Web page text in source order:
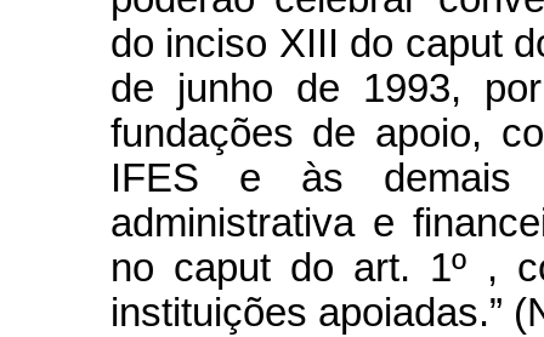
do inciso XIII do caput
de junho de 1993,
fundações de apoio,
IFES e às demais
administrativa e
no caput do art. 1º ,
instituições apoiadas.”